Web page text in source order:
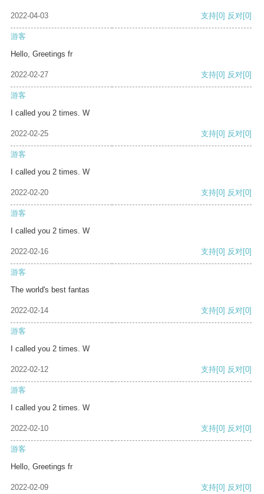
2022-04-03 支持[0] 反对[0]
游客
Hello, Greetings fr
2022-02-27 支持[0] 反对[0]
游客
I called you 2 times. W
2022-02-25 支持[0] 反对[0]
游客
I called you 2 times. W
2022-02-20 支持[0] 反对[0]
游客
I called you 2 times. W
2022-02-16 支持[0] 反对[0]
游客
The world's best fantas
2022-02-14 支持[0] 反对[0]
游客
I called you 2 times. W
2022-02-12 支持[0] 反对[0]
游客
I called you 2 times. W
2022-02-10 支持[0] 反对[0]
游客
Hello, Greetings fr
2022-02-09 支持[0] 反对[0]